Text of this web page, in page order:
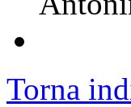
Torna